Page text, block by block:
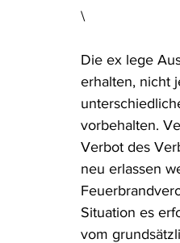
\
Die ex lege
erhalten, nicht
vorbehalten.
Verbot des
neu erlassen
Situation es
vom